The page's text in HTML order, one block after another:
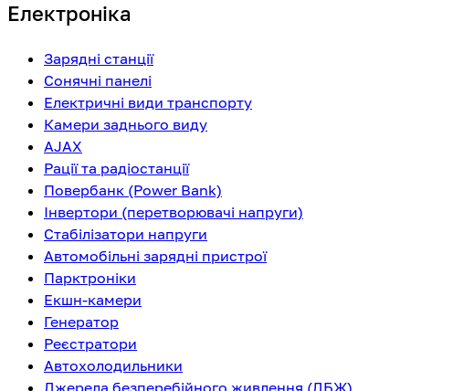
Електроніка
Зарядні станції
Сонячні панелі
Електричні види транспорту
Камери заднього виду
AJAX
Рації та радіостанції
Повербанк (Power Bank)
Інвертори (перетворювачі напруги)
Стабілізатори напруги
Автомобільні зарядні пристрої
Парктроніки
Екшн-камери
Генератор
Реєстратори
Автохолодильники
Джерела безперебійного живлення (ДБЖ)